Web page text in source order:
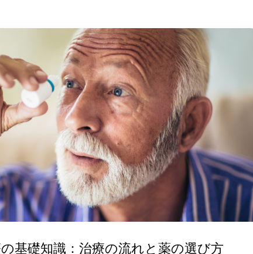
基礎知識：治療の流れと薬の選び方